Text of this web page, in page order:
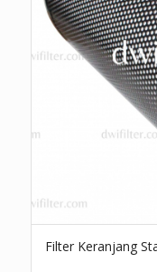
Filter Keranjang